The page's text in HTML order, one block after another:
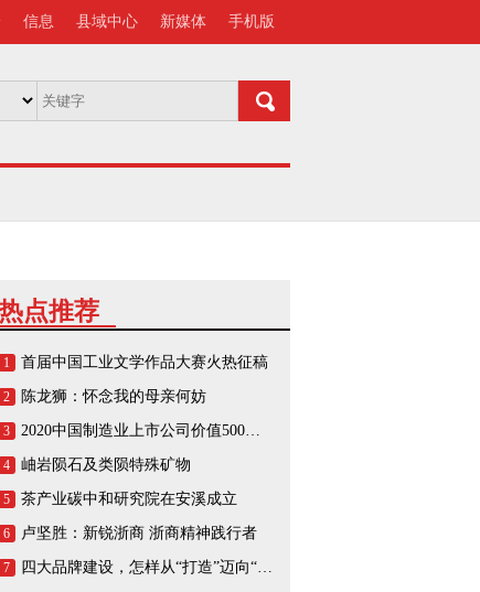
信息 县域中心 新媒体 手机版
点推荐
1 首届中国工业文学作品大赛火热征稿
2 陈龙狮：怀念我的母亲何妨
3 2020中国制造业上市公司价值500强榜单
4 岫岩陨石及类陨特殊矿物
5 茶产业碳中和研究院在安溪成立
6 卢坚胜：新锐浙商 浙商精神践行者
7 四大品牌建设，怎样从“打造”迈向“打响”